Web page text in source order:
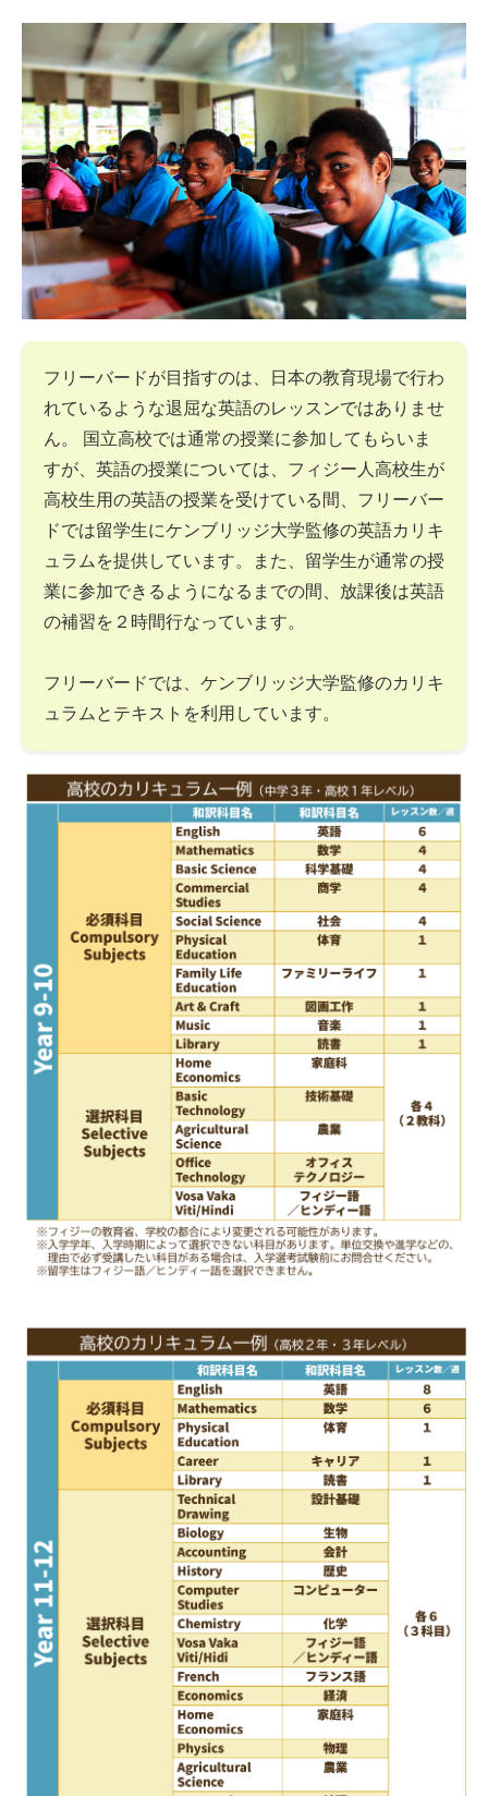
フリーバードが目指すのは、日本の教育現場で行わ
れているような退屈な英語のレッスンではありませ
ん。 国立高校では通常の授業に参加してもらいま
すが、英語の授業については、フィジー人高校生が
高校生用の英語の授業を受けている間、フリーバー
ドでは留学生にケンブリッジ大学監修の英語カリキ
ュラムを提供しています。また、留学生が通常の授
業に参加できるようになるまでの間、放課後は英語
の補習を２時間行なっています。
フリーバードでは、ケンブリッジ大学監修のカリキ
ュラムとテキストを利用しています。